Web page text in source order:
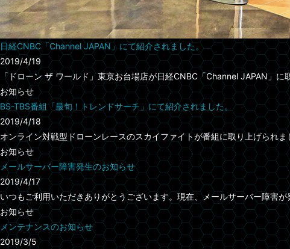
日経CNBC「Channel JAPAN」にて紹介されました。
2019/4/19
「ドローン ザ ワールド」東京お台場店が日経CNBC「Channel JAPAN」
お知らせ
BS-TBS番組「最旬！トレンドサーチ」にて紹介されました。
2019/4/18
オンライン対戦型ドローンレースのスカイファイトが番組に取り上げられ
お知らせ
メールサーバー障害発生のお知らせ
2019/4/17
いつもご利用いただきありがとうございます。現在、メールサーバー障害
お知らせ
メンテナンスのお知らせ
2019/3/5